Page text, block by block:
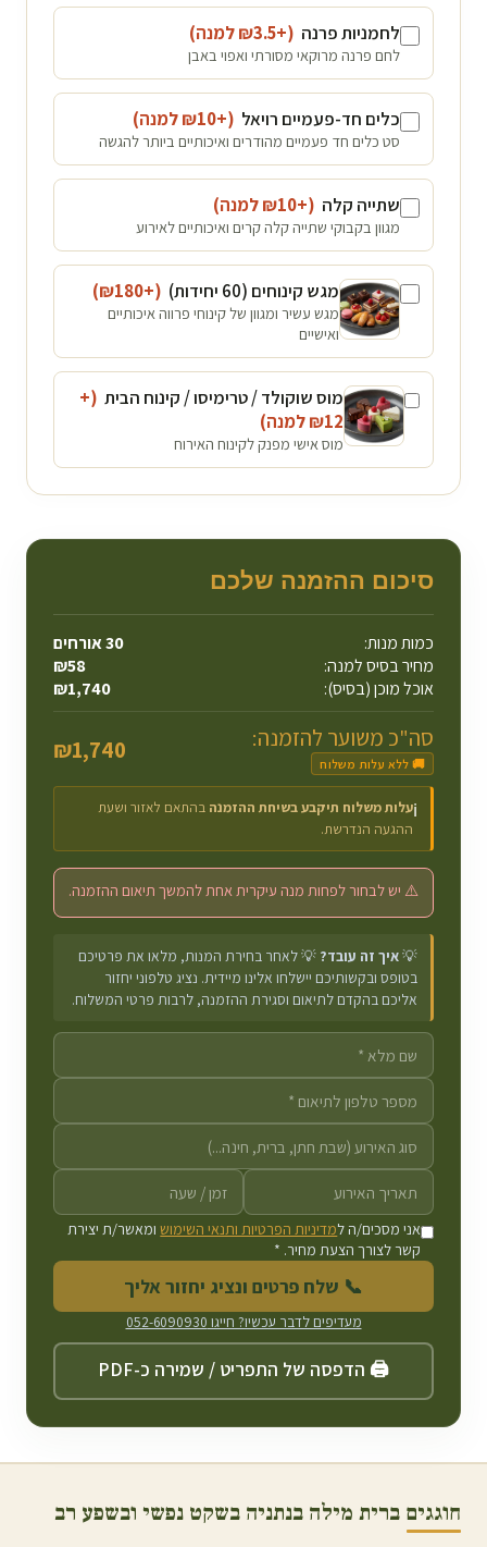
לחמניות פרנה (+₪
3.5 למנה)
לחם פרנה מרוקאי מסורתי ואפוי באבן
כלים חד-פעמיים רויאל (+₪
10 למנה)
סט כלים חד פעמיים מהודרים ואיכותיים ביותר להגשה
שתייה קלה (+₪
10 למנה)
מגוון בקבוקי שתייה קלה קרים ואיכותיים לאירוע
מגש קינוחים (60 יחידות) (+₪
180
)
מגש עשיר ומגוון של קינוחי פרווה איכותיים
ואישיים
מוס שוקולד / טרימיסו / קינוח הבית (+
₪12 למנה)
מוס אישי מפנק לקינוח האירוח
סיכום ההזמנה שלכם
כמות מנות: 30אורחים
מחיר בסיס למנה:
₪58
אוכל מוכן (בסיס):
₪1,740
סה"כ משוער להזמנה:
🚚 ללא עלות משלוח ₪1,740
ℹ️עלות משלוח תיקבע בשיחת ההזמנה בהתאם לאזור ושעת
ההגעה הנדרשת.
⚠️ יש לבחור לפחות מנה עיקרית אחת להמשך תיאום ההזמנה.
💡איך זה עובד? 💡 לאחר בחירת המנות, מלאו את פרטיכם
בטופס ובקשותיכם יישלחו אלינו מיידית. נציג טלפוני יחזור
אליכם בהקדם לתיאום וסגירת ההזמנה, לרבות פרטי המשלוח.
אני מסכים/ה למדיניות הפרטיות ותנאי השימושומאשר/ת יצירת
קשר לצורך הצעת מחיר. *
📞 שלח פרטים ונציג יחזור אליך
מעדיפים לדבר עכשיו? חייגו 052-6090930
🖨️ הדפסה של התפריט / שמירה כ-PDF
חוגגים ברית מילה בנתניה בשקט נפשי ובשפע רב